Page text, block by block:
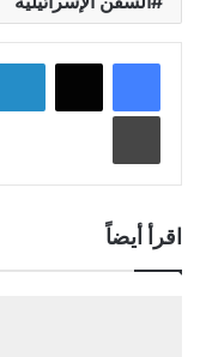
اقرأ أيضاً